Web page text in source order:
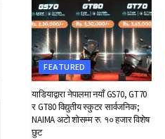
FEATURED
याडियाद्वारा नेपालमा नयाँ GS70, GT70
र GT80 विद्युतीय स्कुटर सार्वजनिक;
NAIMA अटो शोसम्म रु. १० हजार विशेष
छुट